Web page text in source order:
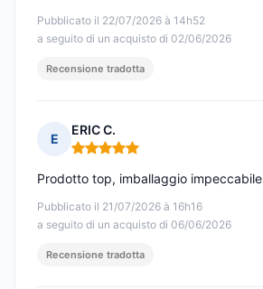
Pubblicato il 22/07/2026 à 14h52
a seguito di un acquisto di 02/06/2026
Recensione tradotta
E
ERIC C.
Nota: 5 su 5
Pubblicato il 21/07/2026 à 16h16
a seguito di un acquisto di 06/06/2026
Prodotto top, imballaggio impeccabile
Recensione tradotta